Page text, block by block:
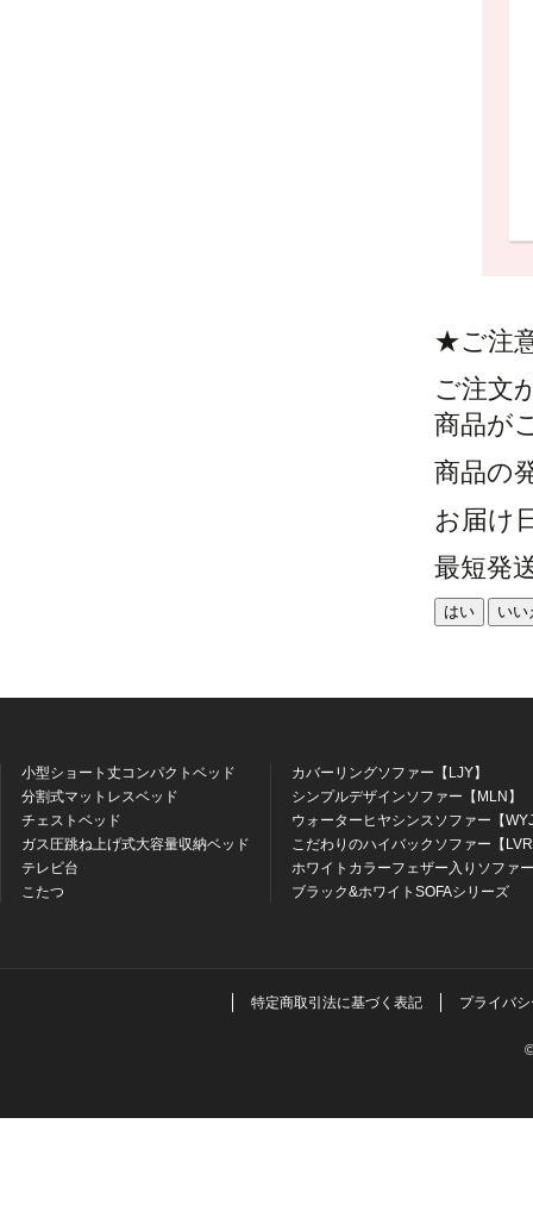
★ご注
ご注文
商品が
商品の
お届け
最短発
はい いい
小型ショート丈コンパクトベッド
分割式マットレスベッド
チェストベッド
ガス圧跳ね上げ式大容量収納ベッド
テレビ台
こたつ
カバーリングソファー【LJY】
シンプルデザインソファー【MLN】
ウォーターヒヤシンスソファー【
こだわりのハイバックソファー【
ホワイトカラーフェザー入りソファ
ブラック&ホワイトSOFAシリーズ
特定商取引法に基づく表記 プライバ